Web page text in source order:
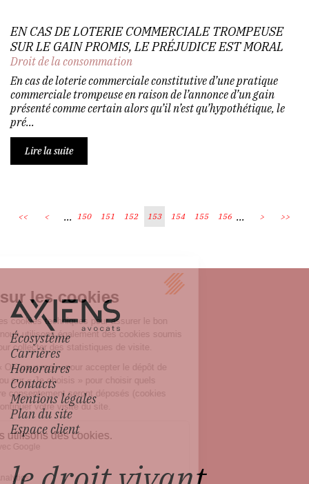
EN CAS DE LOTERIE COMMERCIALE TROMPEUSE
SUR LE GAIN PROMIS, LE PRÉJUDICE EST MORAL
Droit de la consommation
En cas de loterie commerciale constitutive d’une pratique
commerciale trompeuse en raison de l’annonce d’un gain
présenté comme certain alors qu’il n’est qu’hypothétique, le
pré...
Lire la suite
<< < ... 150 151 152 153 154 155 156 ... > >>
Écosystème
Carrières
Honoraires
Contacts
Mentions légales
Plan du site
Espace client